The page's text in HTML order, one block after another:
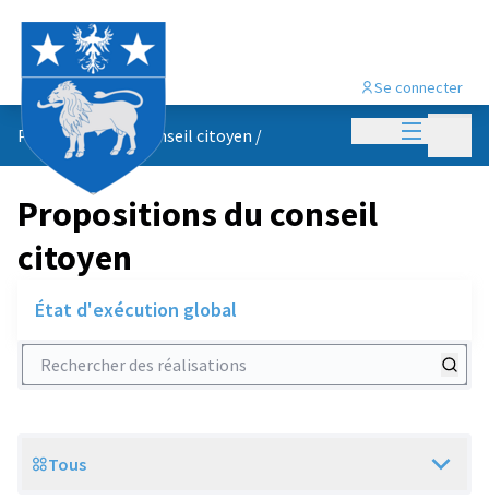
Menu
Se connecter
Propositions du conseil citoyen /
Propositions du conseil
citoyen
État d'exécution global
Rechercher des réalisations
Scope
Tous